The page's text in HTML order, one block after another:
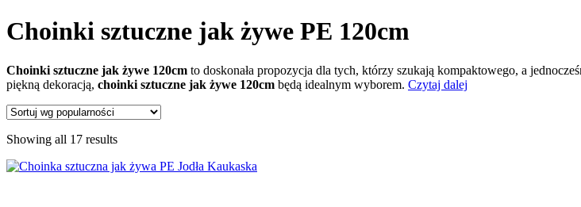
Choinki sztuczne jak żywe PE 120cm
Choinki sztuczne jak żywe 120cm to doskonała propozycja dla tych, którzy szukają kompaktowego, a
piękną dekoracją, choinki sztuczne jak żywe 120cm będą idealnym wyborem. Czytaj dalej
Showing all 17 results